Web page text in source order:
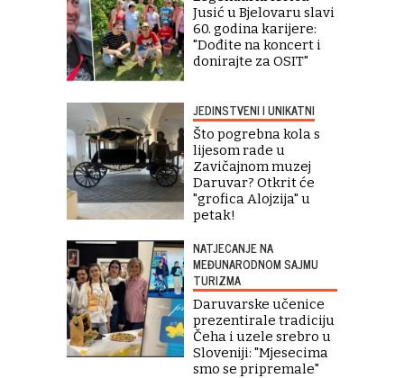
Jusić u Bjelovaru slavi
60. godina karijere:
"Dođite na koncert i
donirajte za OSIT"
JEDINSTVENI I UNIKATNI
Što pogrebna kola s
lijesom rade u
Zavičajnom muzej
Daruvar? Otkrit će
"grofica Alojzija" u
petak!
NATJECANJE NA
MEĐUNARODNOM SAJMU
TURIZMA
Daruvarske učenice
prezentirale tradiciju
Čeha i uzele srebro u
Sloveniji: "Mjesecima
smo se pripremale"